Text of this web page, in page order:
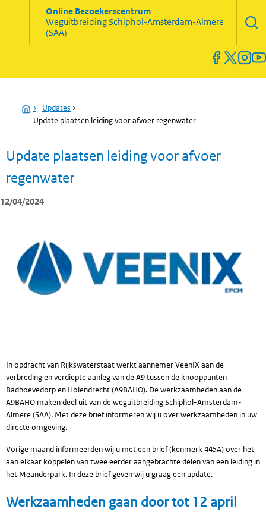
Online Bezoekerscentrum
WeguitbreidingSchiphol-Amsterdam-Almere
(SAA)
Home
› Updates ›
Update plaatsen leiding voor afvoer regenwater
Update plaatsen leiding voor afvoer
regenwater
12/04/2024
In opdracht van Rijkswaterstaat werkt aannemer VeenIX aan de
verbreding en verdiepte aanleg van de A9 tussen de knooppunten
Badhoevedorp en Holendrecht (A9BAHO). De werkzaamheden aan de
A9BAHO maken deel uit van de weguitbreiding Schiphol-Amsterdam-
Almere (SAA). Met deze brief informeren wij u over werkzaamheden in uw
directe omgeving.
Vorige maand informeerden wij u met een brief (kenmerk 445A) over het
aan elkaar koppelen van twee eerder aangebrachte delen van een leiding in
het Meanderpark. In deze brief geven wij u graag een update.
Werkzaamheden gaan door tot 12 april